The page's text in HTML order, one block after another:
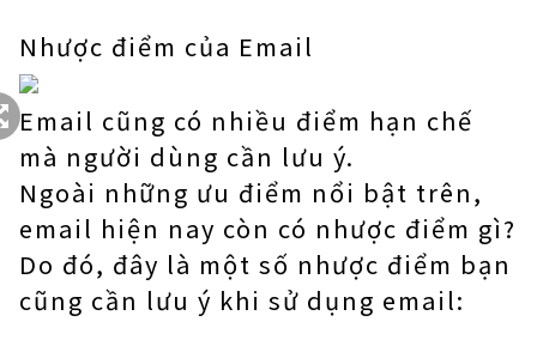
Nhược điểm của Email
Email cũng có nhiều điểm hạn chế
mà người dùng cần lưu ý.
Ngoài những ưu điểm nổi bật trên,
email hiện nay còn có nhược điểm gì?
Do đó, đây là một số nhược điểm bạn
cũng cần lưu ý khi sử dụng email: